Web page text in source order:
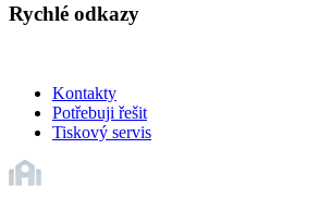
Rychlé odkazy
Kontakty
Potřebuji řešit
Tiskový servis